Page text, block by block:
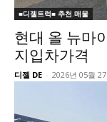
■디젤트럭■ 추천.매물
현대 올 뉴마
지입차가격
디젤 DE - 2026년 05월